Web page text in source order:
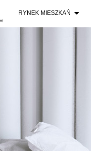
RYNEK MIESZKAŃ